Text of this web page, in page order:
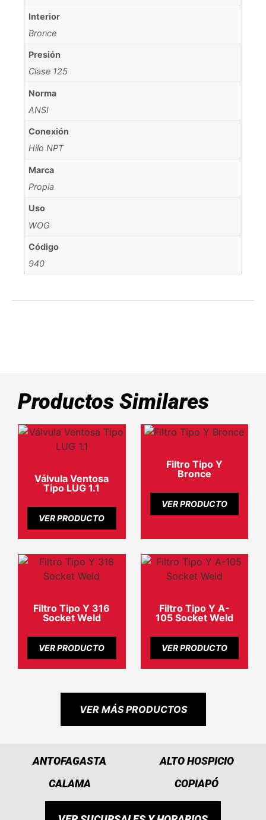
Interior
Bronce
Presión
Clase 125
Norma
ANSI
Conexión
Hilo NPT
Marca
Propia
Uso
WOG
Código
940
Productos Similares
Válvula Ventosa
Tipo LUG 1.1
VER PRODUCTO
Filtro Tipo Y
Bronce
VER PRODUCTO
Filtro Tipo Y 316
Socket Weld
VER PRODUCTO
Filtro Tipo Y A-
105 Socket Weld
VER PRODUCTO
VER MÁS PRODUCTOS
ANTOFAGASTA
ALTO HOSPICIO
CALAMA
COPIAPÓ